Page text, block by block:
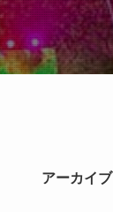
アーカイブ